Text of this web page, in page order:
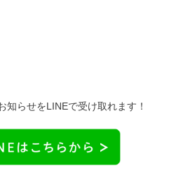
知らせをLINEで受け取れます！